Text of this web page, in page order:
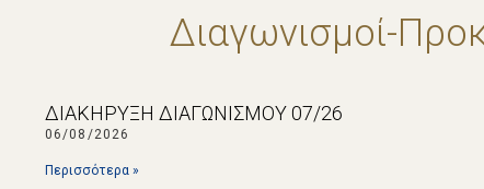
Διαγωνισμοί-
ΔΙΑΚΗΡΥΞΗ ΔΙΑΓΩΝΙΣΜΟΥ 07/26
06/08/2026
Περισσότερα »